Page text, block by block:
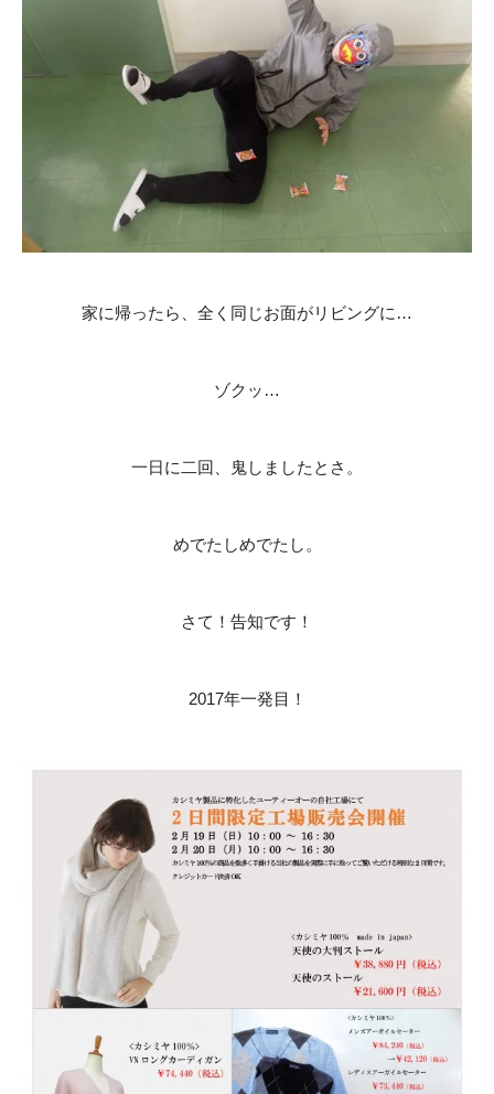
家に帰ったら、全く同じお面がリビングに…
ゾクッ…
一日に二回、鬼しましたとさ。
めでたしめでたし。
さて！告知です！
2017年一発目！